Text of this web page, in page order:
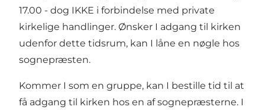
17.00 - dog IKKE i forbindelse med private
kirkelige handlinger. Ønsker I adgang til kirken
udenfor dette tidsrum, kan I låne en nøgle hos
sognepræsten.
Kommer I som en gruppe, kan I bestille tid til at
få adgang til kirken hos en af sognepræsterne. I